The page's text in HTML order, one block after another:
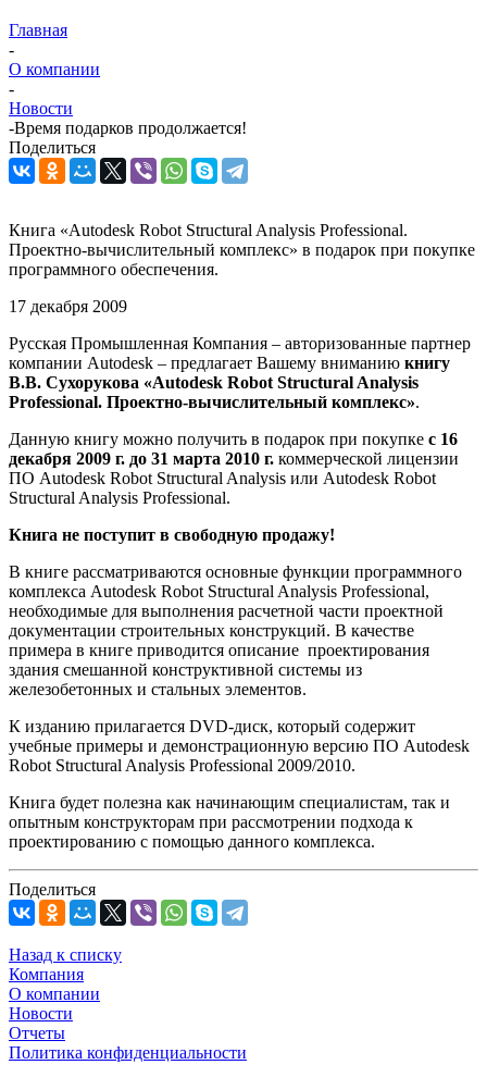
Главная
-
О компании
-
Новости
-Время подарков продолжается!
Поделиться
Книга «Autodesk Robot Structural Analysis Professional.
Проектно-вычислительный комплекс» в подарок при покупке
программного обеспечения.
17 декабря 2009
Русская Промышленная Компания – авторизованные партнер
компании Autodesk – предлагает Вашему вниманию книгу
В.В. Сухорукова «Autodesk Robot Structural Analysis
Professional. Проектно-вычислительный комплекс».
Данную книгу можно получить в подарок при покупке с 16
декабря 2009 г. до 31 марта 2010 г. коммерческой лицензии
ПО Autodesk Robot Structural Analysis или Autodesk Robot
Structural Analysis Professional.
Книга не поступит в свободную продажу!
В книге рассматриваются основные функции программного
комплекса Autodesk Robot Structural Analysis Professional,
необходимые для выполнения расчетной части проектной
документации строительных конструкций. В качестве
примера в книге приводится описание проектирования
здания смешанной конструктивной системы из
железобетонных и стальных элементов.
К изданию прилагается DVD-диск, который содержит
учебные примеры и демонстрационную версию ПО Autodesk
Robot Structural Analysis Professional 2009/2010.
Книга будет полезна как начинающим специалистам, так и
опытным конструкторам при рассмотрении подхода к
проектированию с помощью данного комплекса.
Поделиться
Назад к списку
Компания
О компании
Новости
Отчеты
Политика конфиденциальности